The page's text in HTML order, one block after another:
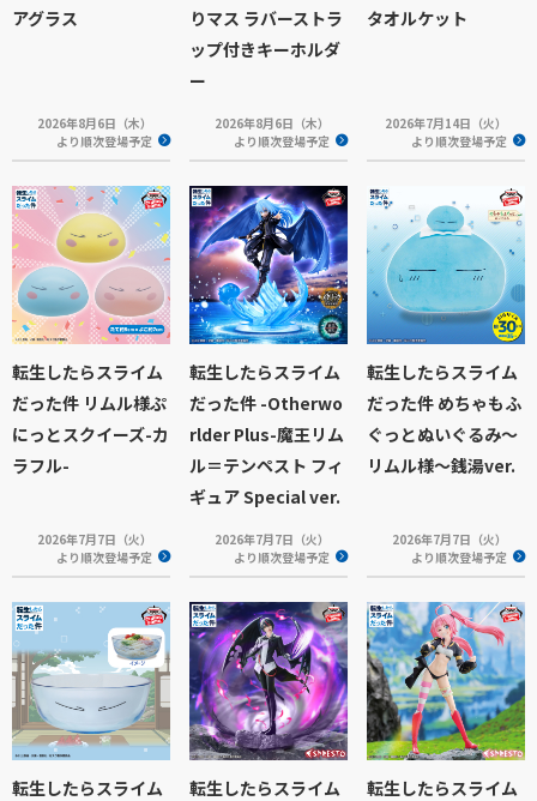
アグラス
2026年8月6日（木）
より順次登場予定
りマス ラバーストラ
ップ付きキーホルダ
ー
2026年8月6日（木）
より順次登場予定
タオルケット
2026年7月14日（火）
より順次登場予定
転生したらスライム
だった件 リムル様ぷ
にっとスクイーズ-カ
ラフル-
2026年7月7日（火）
より順次登場予定
転生したらスライム
だった件 -Otherwo
rlder Plus-魔王リム
ル＝テンペスト フィ
ギュア Special ver.
2026年7月7日（火）
より順次登場予定
転生したらスライム
だった件 めちゃもふ
ぐっとぬいぐるみ～
リムル様～銭湯ver.
2026年7月7日（火）
より順次登場予定
転生したらスライム
転生したらスライム
転生したらスライム